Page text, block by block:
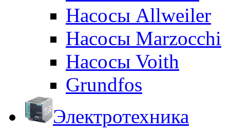
Насосы Allweiler
Насосы Marzocchi
Насосы Voith
Grundfos
Электротехника